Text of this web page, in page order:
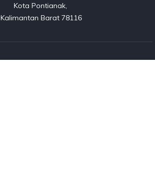
Kota Pontianak,
Kalimantan Barat 78116